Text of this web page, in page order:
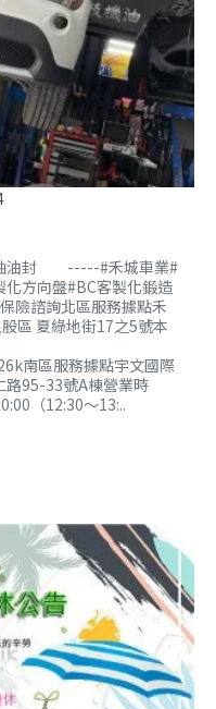
軸油封 -----#禾城車業#
方向盤#BC客製化鍛造
險諮詢北區服務據點禾
區 夏綠地街17之5號本
南區服務據點宇文國際
路95-33號A棟營業時
（12:30～13:..